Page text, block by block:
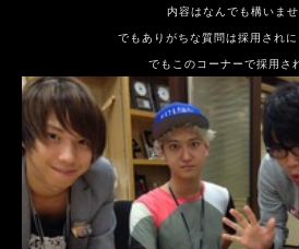
内容はなんでも構いませ
でもありがちな質問は採用され
でもこのコーナーで採用さ